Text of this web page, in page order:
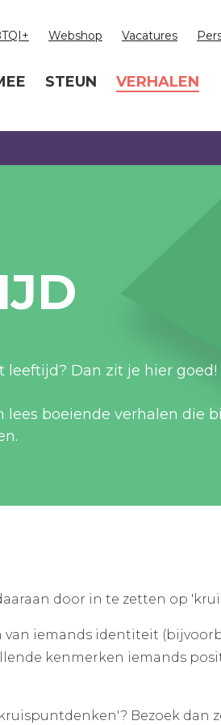
Webshop Vacatures
STEUN VERHALEN
Dan zit je hier goed!
boeiende verhalen die
door in te zetten op
iemands identiteit
kenmerken iemands
Bezoek dan